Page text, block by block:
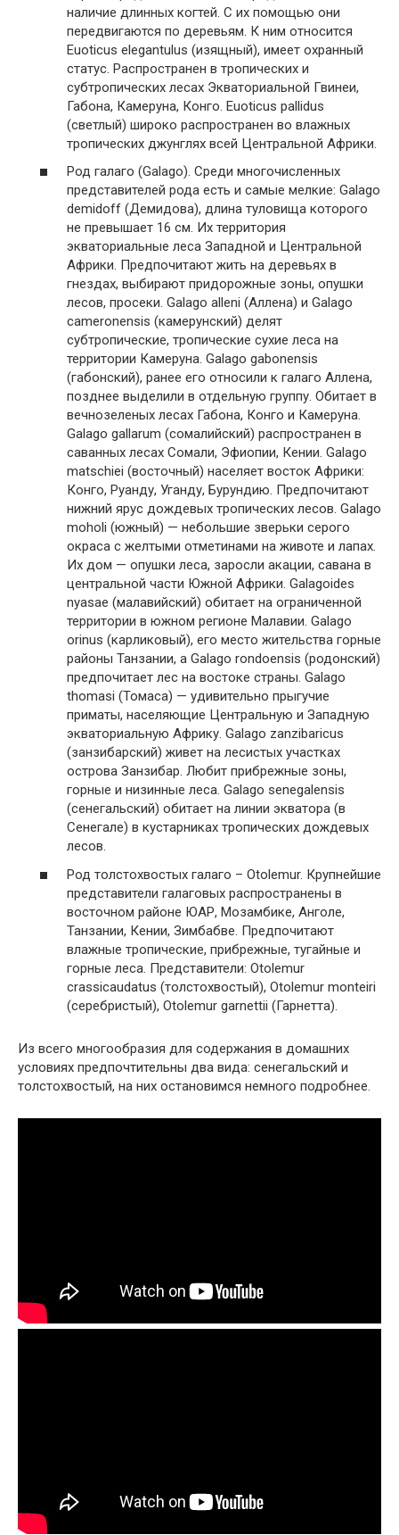
наличие длинных когтей. С их помощью они
передвигаются по деревьям. К ним относится
Euoticus elegantulus (изящный), имеет охранный
статус. Распространен в тропических и
субтропических лесах Экваториальной Гвинеи,
Габона, Камеруна, Конго. Euoticus pallidus
(светлый) широко распространен во влажных
тропических джунглях всей Центральной Африки.
Род галаго (Galago). Среди многочисленных
представителей рода есть и самые мелкие: Galago
demidoff (Демидова), длина туловища которого
не превышает 16 см. Их территория
экваториальные леса Западной и Центральной
Африки. Предпочитают жить на деревьях в
гнездах, выбирают придорожные зоны, опушки
лесов, просеки. Galago alleni (Аллена) и Galago
cameronensis (камерунский) делят
субтропические, тропические сухие леса на
территории Камеруна. Galago gabonensis
(габонский), ранее его относили к галаго Аллена,
позднее выделили в отдельную группу. Обитает в
вечнозеленых лесах Габона, Конго и Камеруна.
Galago gallarum (сомалийский) распространен в
саванных лесах Сомали, Эфиопии, Кении. Galago
matschiei (восточный) населяет восток Африки:
Конго, Руанду, Уганду, Бурундию. Предпочитают
нижний ярус дождевых тропических лесов. Galago
moholi (южный) — небольшие зверьки серого
окраса с желтыми отметинами на животе и лапах.
Их дом — опушки леса, заросли акации, савана в
центральной части Южной Африки. Galagoides
nyasae (малавийский) обитает на ограниченной
территории в южном регионе Малавии. Galago
orinus (карликовый), его место жительства горные
районы Танзании, а Galago rondoensis (родонский)
предпочитает лес на востоке страны. Galago
thomasi (Томаса) — удивительно прыгучие
приматы, населяющие Центральную и Западную
экваториальную Африку. Galago zanzibaricus
(занзибарский) живет на лесистых участках
острова Занзибар. Любит прибрежные зоны,
горные и низинные леса. Galago senegalensis
(сенегальский) обитает на линии экватора (в
Сенегале) в кустарниках тропических дождевых
лесов.
Род толстохвостых галаго – Otolemur. Крупнейшие
представители галаговых распространены в
восточном районе ЮАР, Мозамбике, Анголе,
Танзании, Кении, Зимбабве. Предпочитают
влажные тропические, прибрежные, тугайные и
горные леса. Представители: Otolemur
crassicaudatus (толстохвостый), Otolemur monteiri
(серебристый), Otolemur garnettii (Гарнетта).
Из всего многообразия для содержания в домашних
условиях предпочтительны два вида: сенегальский и
толстохвостый, на них остановимся немного подробнее.